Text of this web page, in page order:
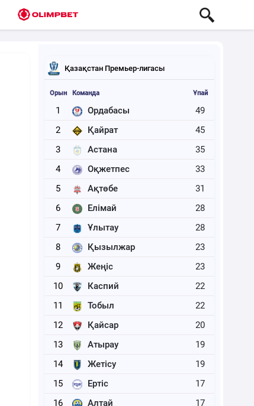
Қазақстан Премьер-лигасы
Орын Команда Ұпай
1 Ордабасы
49
2
Қайрат
45
3
Астана
35
4
Оқжетпес
33
5
Ақтөбе
31
6
Елімай
28
7
Ұлытау
28
8
Қызылжар
23
9
Жеңіс
23
10
Каспий
22
11
Тобыл
22
12
Қайсар
20
13
Атырау
19
14
Жетісу
19
15
Ертіс
17
16
Алтай 17